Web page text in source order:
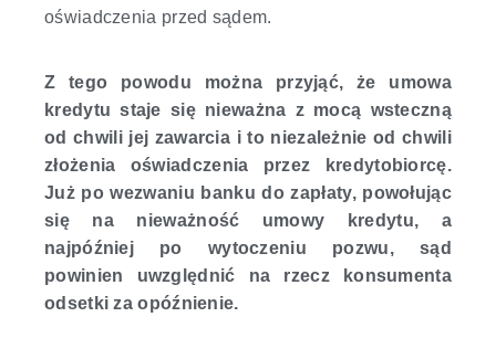
oświadczenia przed sądem.
Z tego powodu można przyjąć, że umowa
kredytu staje się nieważna z mocą wsteczną
od chwili jej zawarcia i to niezależnie od chwili
złożenia oświadczenia przez kredytobiorcę.
Już po wezwaniu banku do zapłaty, powołując
się na nieważność umowy kredytu, a
najpóźniej po wytoczeniu pozwu, sąd
powinien uwzględnić na rzecz konsumenta
odsetki za opóźnienie.